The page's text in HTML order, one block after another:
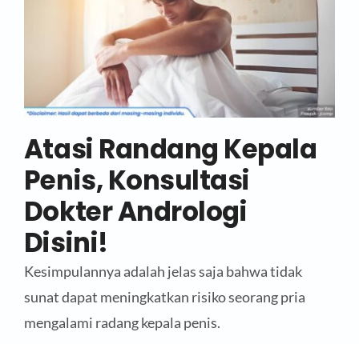
Atasi Randang Kepala
Penis, Konsultasi
Dokter Andrologi
Disini!
Kesimpulannya adalah jelas saja bahwa tidak
sunat dapat meningkatkan risiko seorang pria
mengalami radang kepala penis.